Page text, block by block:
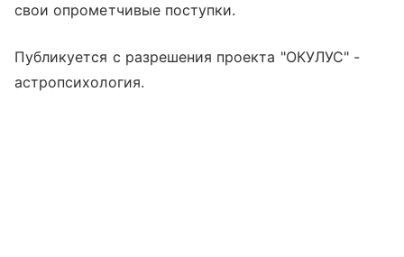
свои опрометчивые поступки.
Публикуется с разрешения проекта "ОКУЛУС" -
астропсихология.